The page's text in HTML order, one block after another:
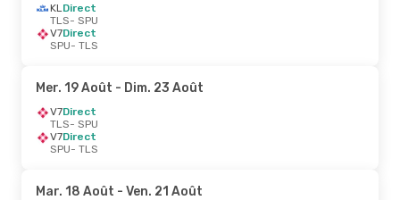
KLDirect
TLS- SPU
V7Direct
SPU- TLS
Mer. 19 Août - Dim. 23 Août
V7Direct
TLS- SPU
V7Direct
SPU- TLS
Mar. 18 Août - Ven. 21 Août